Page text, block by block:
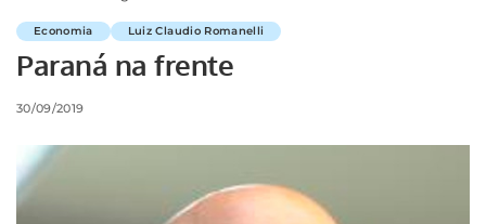
Economia Luiz Claudio Romanelli
Paraná na frente
30/09/2019